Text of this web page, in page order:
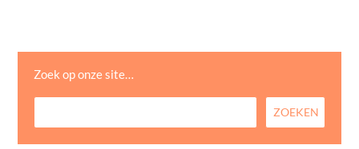
Zoek op onze site…